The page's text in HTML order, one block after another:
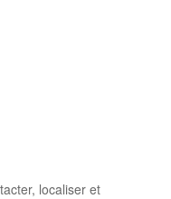
localiser et